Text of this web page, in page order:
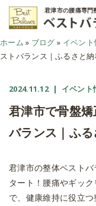
君津市の腰痛専門
ホーム » ブログ » イベント
ストバランス｜ふるさと
2024.11.12| イベント
君津市で骨盤
バランス｜ふ
君津市の整体ベスト
タート！腰痛やギッ
で、健康維持に役立